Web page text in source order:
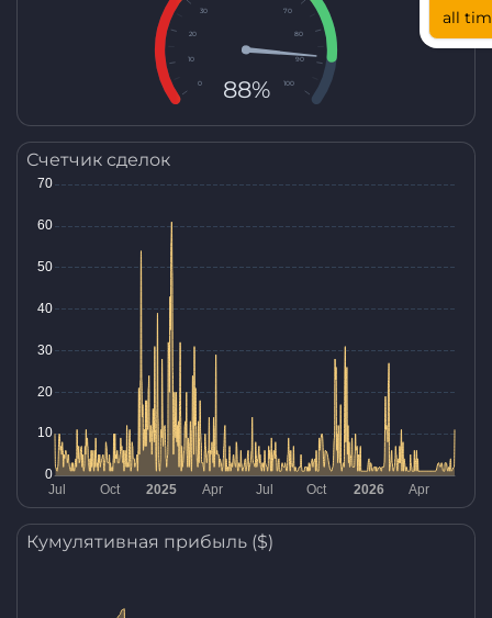
all
0
10
20
30 70
80
90
100
88%
Счетчик сделок
Кумулятивная прибыль ($)